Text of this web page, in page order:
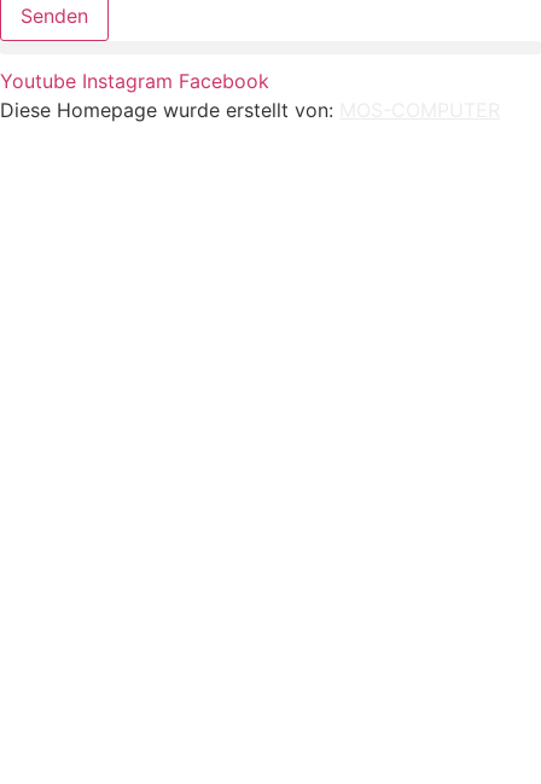
Senden
Youtube Instagram Facebook
Diese Homepage wurde erstellt von: